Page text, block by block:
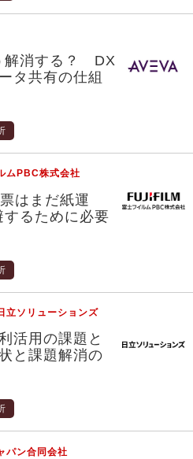
解消する？ DX
タ共有の仕組
ムPBC株式会社
はまだ紙運
るために必要
立ソリューションズ
活用の課題と
と課題解消の
パン合同会社